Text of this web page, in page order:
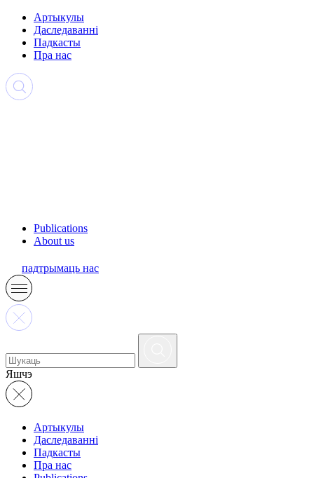
Артыкулы
Даследаванні
Падкасты
Пра нас
Publications
About us
падтрымаць нас
Яшчэ
Артыкулы
Даследаванні
Падкасты
Пра нас